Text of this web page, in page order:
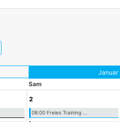
Januar
Sam
2
08:00 Freies Training ...